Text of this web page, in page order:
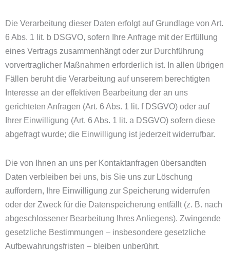
Die Verarbeitung dieser Daten erfolgt auf Grundlage von Art.
6 Abs. 1 lit. b DSGVO, sofern Ihre Anfrage mit der Erfüllung
eines Vertrags zusammenhängt oder zur Durchführung
vorvertraglicher Maßnahmen erforderlich ist. In allen übrigen
Fällen beruht die Verarbeitung auf unserem berechtigten
Interesse an der effektiven Bearbeitung der an uns
gerichteten Anfragen (Art. 6 Abs. 1 lit. f DSGVO) oder auf
Ihrer Einwilligung (Art. 6 Abs. 1 lit. a DSGVO) sofern diese
abgefragt wurde; die Einwilligung ist jederzeit widerrufbar.
Die von Ihnen an uns per Kontaktanfragen übersandten
Daten verbleiben bei uns, bis Sie uns zur Löschung
auffordern, Ihre Einwilligung zur Speicherung widerrufen
oder der Zweck für die Datenspeicherung entfällt (z. B. nach
abgeschlossener Bearbeitung Ihres Anliegens). Zwingende
gesetzliche Bestimmungen – insbesondere gesetzliche
Aufbewahrungsfristen – bleiben unberührt.